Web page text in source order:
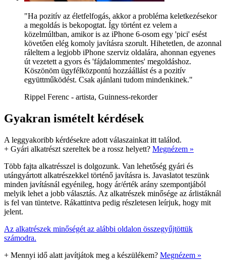
"Ha pozitív az életfelfogás, akkor a probléma keletkezésekor
a megoldás is bekopogtat. Így történt ez velem a
közelmúltban, amikor is az iPhone 6-osom egy 'pici' esést
követően elég komoly javításra szorult. Hihetetlen, de azonnal
ráleltem a legjobb iPhone szerviz oldalára, ahonnan egyenes
út vezetett a gyors és 'fájdalommentes' megoldáshoz.
Köszönöm ügyfélközpontú hozzáállást és a pozitív
együttműködést. Csak ajánlani tudom mindenkinek."
Rippel Ferenc - artista, Guinness-rekorder
Gyakran ismételt kérdések
A leggyakoribb kérdésekre adott válaszainkat itt találod.
+ Gyári alkatrészt szereltek be a rossz helyett? Megnézem »
Több fajta alkatrésszel is dolgozunk. Van lehetőség gyári és
utángyártott alkatrészekkel történő javításra is. Javaslatot teszünk
minden javításnál egyénileg, hogy ár/érték arány szempontjából
melyik lehet a jobb választás. Az alkatrészek minősége az árlistáknál
is fel van tüntetve. Rákattintva pedig részletesen leírjuk, hogy mit
jelent.
Az alkatrészek minőségét az alábbi oldalon összegyűjtöttük
számodra.
+ Mennyi idő alatt javítjátok meg a készülékem? Megnézem »